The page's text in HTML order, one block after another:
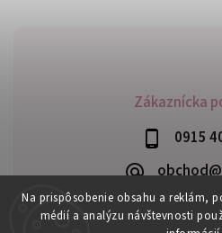
Na prispôsobenie obsahu a reklám,
médií a analýzu návštevnosti
Zákaznícka
0915